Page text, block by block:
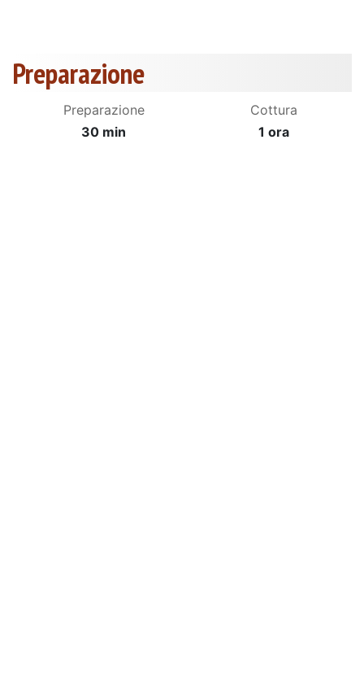
Preparazione
Preparazione
30 min
Cottura
1 ora